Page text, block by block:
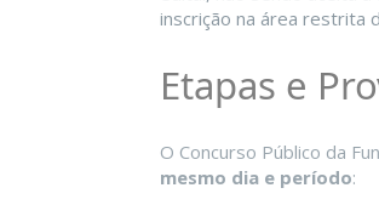
inscrição na área restrita
Etapas e
O Concurso Público da
mesmo dia e período: